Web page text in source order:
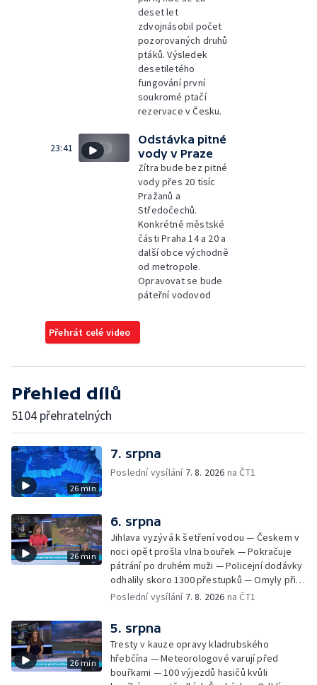
deset let
zdvojnásobil počet
pozorovaných druhů
ptáků. Výsledek
desetiletého
fungování první
soukromé ptačí
rezervace v Česku.
23:41
Odstávka pitné
vody v Praze
Zítra bude bez pitné
vody přes 20 tisíc
Pražanů a
Středočechů.
Konkrétně městské
části Praha 14 a 20 a
další obce východně
od metropole.
Opravovat se bude
páteřní vodovod
Přehrát celé video
Přehled dílů
5104 přehratelných
26 min
7. srpna
Poslední vysílání 7. 8. 2026 na ČT1
26 min
6. srpna
Jihlava vyzývá k šetření vodou — Českem v
noci opět prošla vlna bouřek — Pokračuje
pátrání po druhém muži — Policejní dodávky
odhalily skoro 1300 přestupků — Omyly při
nouzovém volání o pomoc — Hradec Králové
rekord v hromadném seskoku parašutistů —
Chovné rybníky na Českolipsku pustoší
vydry — Instalace nové sochy v Mariánských
Lázních — Sedmiletý trest za dotační
podvod s projektem Technologického parku
Poslední vysílání 7. 8. 2026 na ČT1
26 min
5. srpna
Tresty v kauze opravy kladrubského
hřebčína — Meteorologové varují před
bouřkami — 100 výjezdů hasičů kvůli